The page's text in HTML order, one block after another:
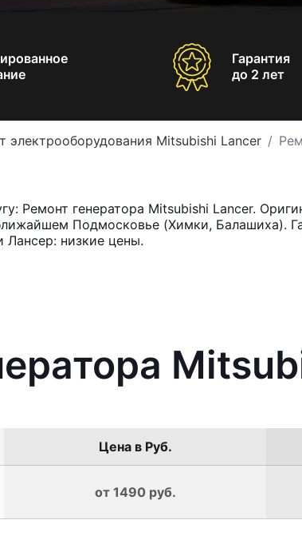
Гарантия
до 2 лет
электрооборудования Mitsubishi Lancer
Ремонт генератора Mitsubishi Lancer.
Подмосковье (Химки, Балашиха).
Лансер: низкие цены.
Цена в Руб.
от 1490 руб.